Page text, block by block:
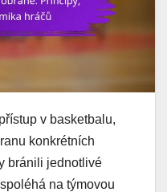
v basketbalu,
konkrétních
bránili jednotlivé
na týmovou